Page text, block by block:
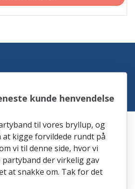
kunde henvendelse
til vores bryllup, og
at kigge forvildede rundt på
vi til denne side, hvor vi
der virkelig gav
at snakke om. Tak for det